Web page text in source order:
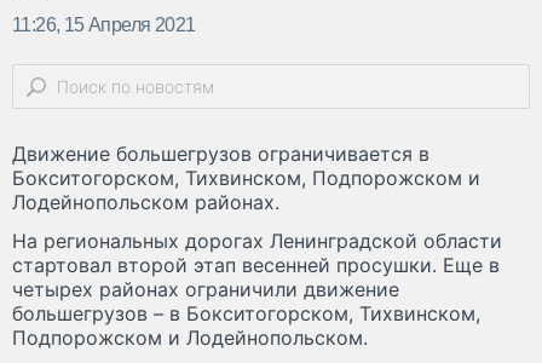
11:26, 15 Апреля 2021
Движение большегрузов ограничивается в
Бокситогорском, Тихвинском, Подпорожском и
Лодейнопольском районах.
На региональных дорогах Ленинградской области
стартовал второй этап весенней просушки. Еще в
четырех районах ограничили движение
большегрузов – в Бокситогорском, Тихвинском,
Подпорожском и Лодейнопольском.